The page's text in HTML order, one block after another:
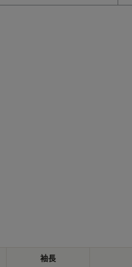
袖長